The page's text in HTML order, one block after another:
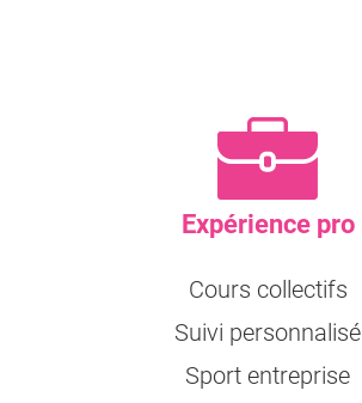
Expérience pro
Cours collectifs
Suivi personnalisé
Sport entreprise